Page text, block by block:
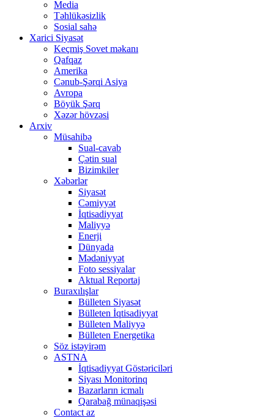
Media
Təhlükəsizlik
Sosial sahə
Xarici Siyasət
Keçmiş Sovet məkanı
Qafqaz
Amerika
Cənub-Şərqi Asiya
Avropa
Böyük Şərq
Xəzər hövzəsi
Arxiv
Müsahibə
Sual-cavab
Çətin sual
Bizimkiler
Xəbərlər
Siyasət
Cəmiyyət
İqtisadiyyat
Maliyyə
Enerji
Dünyada
Mədəniyyət
Foto sessiyalar
Aktual Reportaj
Buraxılışlar
Bülleten Siyasət
Bülleten İqtisadiyyat
Bülleten Maliyyə
Bülleten Energetika
Söz istəyirəm
ASTNA
İqtisadiyyat Göstəriciləri
Siyası Monitorinq
Bazarların icmalı
Qarabağ münaqişəsi
Contact az